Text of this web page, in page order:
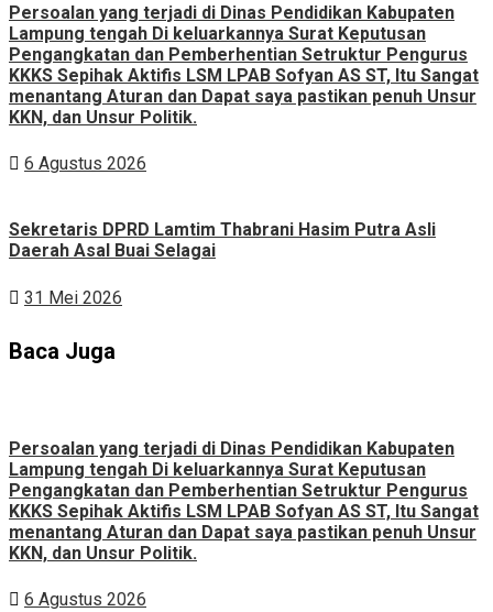
Persoalan yang terjadi di Dinas Pendidikan Kabupaten
Lampung tengah Di keluarkannya Surat Keputusan
Pengangkatan dan Pemberhentian Setruktur Pengurus
KKKS Sepihak Aktifis LSM LPAB Sofyan AS ST, Itu Sangat
menantang Aturan dan Dapat saya pastikan penuh Unsur
KKN, dan Unsur Politik.
6 Agustus 2026
Sekretaris DPRD Lamtim Thabrani Hasim Putra Asli
Daerah Asal Buai Selagai
31 Mei 2026
Baca Juga
Persoalan yang terjadi di Dinas Pendidikan Kabupaten
Lampung tengah Di keluarkannya Surat Keputusan
Pengangkatan dan Pemberhentian Setruktur Pengurus
KKKS Sepihak Aktifis LSM LPAB Sofyan AS ST, Itu Sangat
menantang Aturan dan Dapat saya pastikan penuh Unsur
KKN, dan Unsur Politik.
6 Agustus 2026